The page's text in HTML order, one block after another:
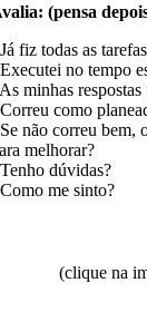
(pensa
fiz todas as
no tempo
minhas
como
não correu bem,
melhorar?
dúvidas?
me sinto?
(clique na